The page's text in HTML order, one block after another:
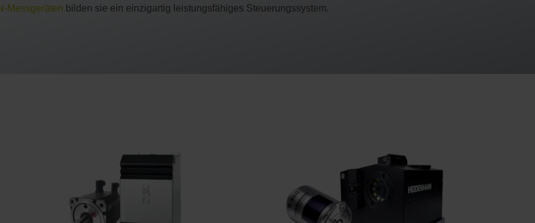
Messgeräten bilden sie ein einzigartig leistungsfähiges Steuerungssystem.